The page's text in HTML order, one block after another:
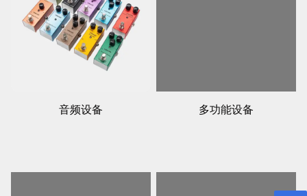
音频设备 多功能设备